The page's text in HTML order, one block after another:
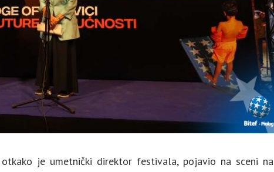
otkako je umetnički direktor festivala, pojavio na sceni na